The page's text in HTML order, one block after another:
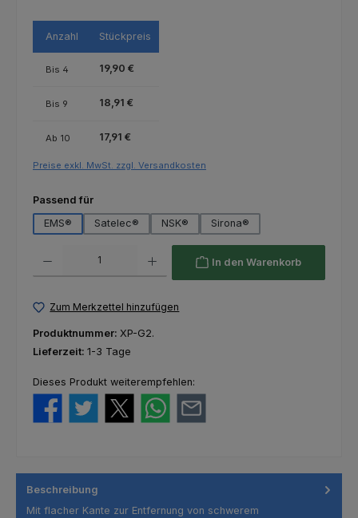
Anzahl Stückpreis
Bis 4 19,90 €
Bis 9 18,91 €
Ab 10 17,91 €
Preise exkl. MwSt. zzgl. Versandkosten
Passend fürauswählen
EMS®
Satelec® NSK® Sirona®
In den Warenkorb
Zum Merkzettel hinzufügen
Produktnummer: XP-G2.
Lieferzeit: 1-3 Tage
Dieses Produkt weiterempfehlen:
Beschreibung
Mit flacher Kante zur Entfernung von schwerem